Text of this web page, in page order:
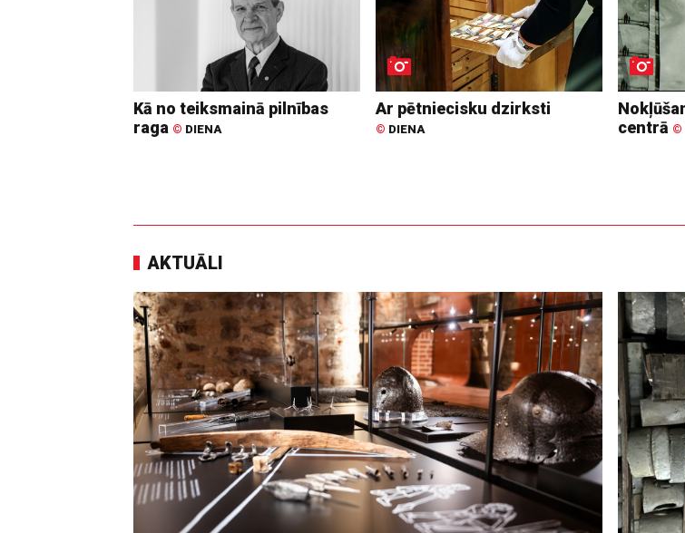
Kā no teiksmainā pilnības
raga © DIENA
Ar pētniecisku dzirksti
© DIENA
centrā ©
AKTUĀLI